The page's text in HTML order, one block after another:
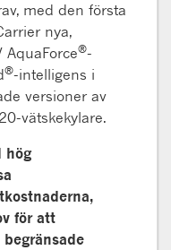
med den första
nya,
AquaForce®-
®-intelligens i
versioner av
vätskekylare.
hög
för att